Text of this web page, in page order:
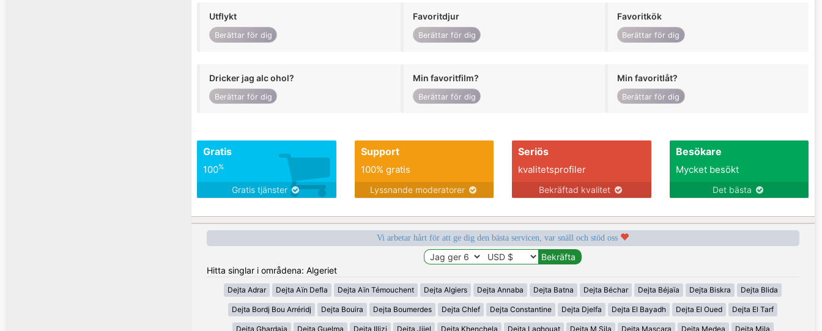
Utflykt
Berättar för dig
Favoritdjur
Berättar för dig
Favoritkök
Berättar för dig
Dricker jag alc ohol?
Berättar för dig
Min favoritfilm?
Berättar för dig
Min favoritlåt?
Berättar för dig
Gratis
100%
Gratis tjänster
Support
100% gratis
Lyssnande moderatorer
Seriös
kvalitetsprofiler
Bekräftad kvalitet
Besökare
Mycket besökt
Det bästa
Vi arbetar hårt för att ge dig den bästa servicen, var snäll och stöd oss
Hitta singlar i områdena: Algeriet
Dejta Adrar Dejta Aïn Defla Dejta Aïn Témouchent Dejta Algiers Dejta Annaba Dejta Batna Dejta Béchar Dejta Béjaïa Dejta Biskra Dejta Blida
Dejta Bordj Bou Arréridj Dejta Bouira Dejta Boumerdes Dejta Chlef Dejta Constantine Dejta Djelfa Dejta El Bayadh Dejta El Oued Dejta El Tarf
Dejta Ghardaia Dejta Guelma Dejta Illizi Dejta Jijel Dejta Khenchela Dejta Laghouat Dejta M Sila Dejta Mascara Dejta Medea Dejta Mila